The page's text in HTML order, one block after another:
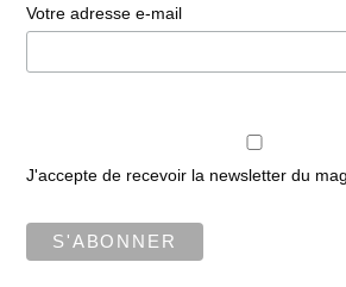
Votre adresse e-mail
J'accepte de recevoir la newsletter du